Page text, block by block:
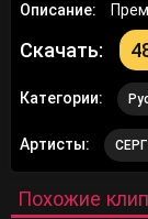
Описание:
Скачать:
Категории:
Артисты:
Похожие